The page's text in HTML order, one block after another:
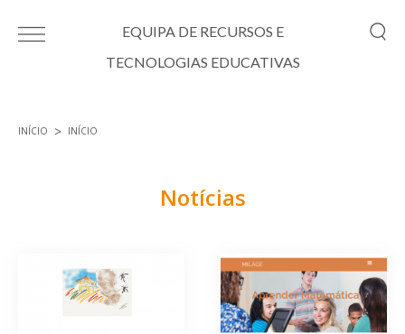
EQUIPA DE RECURSOS E
TECNOLOGIAS EDUCATIVAS
INÍCIO INÍCIO
Notícias
Páginas